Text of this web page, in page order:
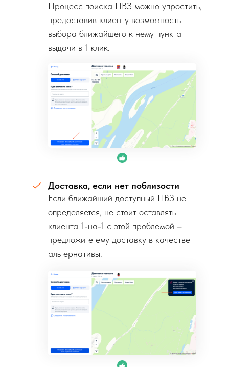
Процесс поиска ПВЗ можно упростить,
предоставив клиенту возможность
выбора ближайшего к нему пункта
выдачи в 1 клик.
Доставка, если нет поблизости
Если ближайший доступный ПВЗ не
определяется, не стоит оставлять
клиента 1-на-1 с этой проблемой –
предложите ему доставку в качестве
альтернативы.